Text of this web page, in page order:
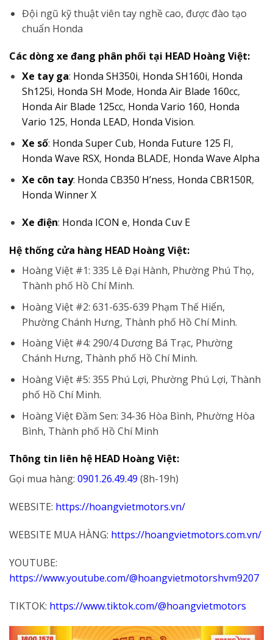
Đội ngũ kỹ thuật viên tay nghề cao, được đào tạo
chuẩn Honda
Các dòng xe đang phân phối tại HEAD Hoàng Việt:
Xe tay ga: Honda SH350i, Honda SH160i, Honda
Sh125i, Honda SH Mode, Honda Air Blade 160cc,
Honda Air Blade 125cc, Honda Vario 160, Honda
Vario 125, Honda LEAD, Honda Vision.
Xe số: Honda Super Cub, Honda Future 125 FI,
Honda Wave RSX, Honda BLADE, Honda Wave Alpha
Xe côn tay: Honda CB350 H’ness, Honda CBR150R,
Honda Winner X
Xe điện: Honda ICON e, Honda Cuv E
Hệ thống cửa hàng HEAD Hoàng Việt:
Hoàng Việt #1: 335 Lê Đại Hành, Phường Phú Thọ,
Thành phố Hồ Chí Minh.
Hoàng Việt #2: 631-635-639 Phạm Thế Hiển,
Phường Chánh Hưng, Thành phố Hồ Chí Minh.
Hoàng Việt #4: 290/4 Dương Bá Trạc, Phường
Chánh Hưng, Thành phố Hồ Chí Minh.
Hoàng Việt #5: 355 Phú Lợi, Phường Phú Lợi, Thành
phố Hồ Chí Minh.
Hoàng Việt Đầm Sen: 34-36 Hòa Bình, Phường Hòa
Bình, Thành phố Hồ Chí Minh
Thông tin liên hệ HEAD Hoàng Việt:
Gọi mua hàng: 0901.26.49.49 (8h-19h)
WEBSITE: https://hoangvietmotors.vn/
WEBSITE MUA HÀNG: https://hoangvietmotors.com.vn/
YOUTUBE:
https://www.youtube.com/@hoangvietmotorshvm9207
TIKTOK: https://www.tiktok.com/@hoangvietmotors